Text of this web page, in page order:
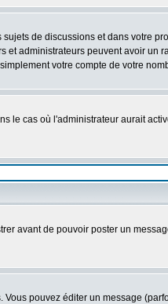
de discussions et dans votre
administrateurs peuvent avoir un
votre compte de votre
le cas où l'administrateur aurait
avant de pouvoir poster un
pouvez éditer un message